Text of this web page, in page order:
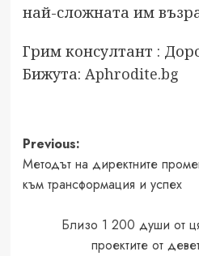
най-сложната им
Грим консултант :
Бижута: Aphrodite.bg
Post
navigation
Previous:
Методът на директните
към трансформация и успех
Близо 1 200 души от
проектите от